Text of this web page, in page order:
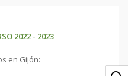
2022 - 2023
en Gijón: